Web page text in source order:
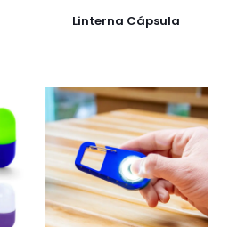
Linterna Cápsula